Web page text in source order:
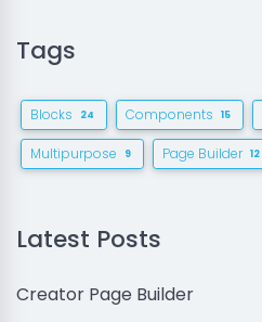
Tags
Blocks 24 Components 15
Multipurpose 9 Page Builder 12
Latest Posts
Creator Page Builder